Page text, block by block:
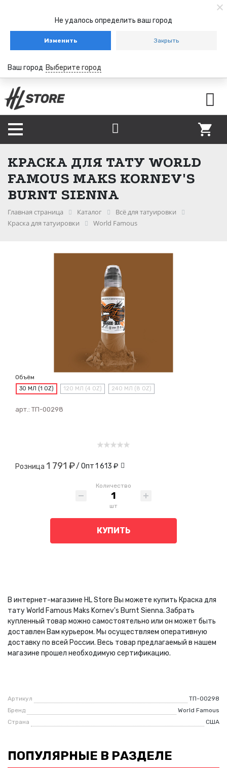
Не удалось определить ваш город
Изменить Закрыть
Ваш город Выберите город
КРАСКА ДЛЯ ТАТУ WORLD
FAMOUS MAKS KORNEV'S
BURNT SIENNA
Главная страница Каталог
Всё для татуировки
Краска для татуировки
World Famous
Объём
30 МЛ (1 OZ) 120 МЛ (4 OZ) 240 МЛ (8 OZ)
арт.: ТП-00298
Розница 1 791 ₽/ Опт1 613 ₽
Количество
шт
КУПИТЬ
В интернет-магазине HL Store Вы можете купить Краска для
тату World Famous Maks Kornev's Burnt Sienna. Забрать
купленный товар можно самостоятельно или он может быть
доставлен Вам курьером. Мы осуществляем оперативную
доставку по всей России. Весь товар предлагаемый в нашем
магазине прошел необходимую сертификацию.
Артикул
ТП-00298
Бренд
World Famous
Страна
США
ПОПУЛЯРНЫЕ В РАЗДЕЛЕ